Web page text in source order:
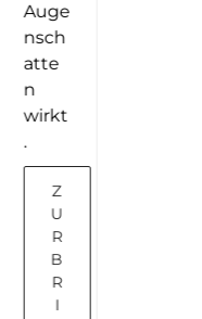
Auge
nsch
atte
n
wirkt
.
Z
U
R
B
R
I